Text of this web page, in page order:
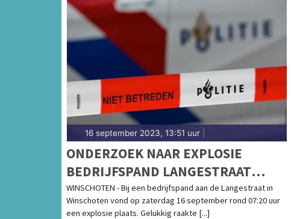
16 september 2023, 13:51 uur
ONDERZOEK NAAR EXPLOSIE
BEDRIJFSPAND LANGESTRAAT
WINSCHOTEN GRONINGEN
WINSCHOTEN - Bij een bedrijfspand aan de Langestraat in
Winschoten vond op zaterdag 16 september rond 07:20 uur
een explosie plaats. Gelukkig raakte [...]